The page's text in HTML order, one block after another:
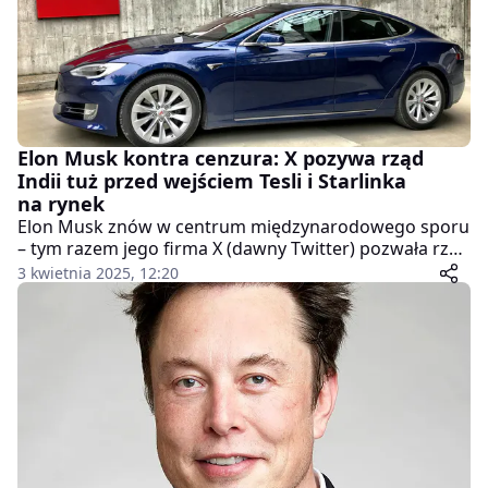
Elon Musk kontra cenzura: X pozywa rząd
Indii tuż przed wejściem Tesli i Starlinka
na rynek
Elon Musk znów w centrum międzynarodowego sporu
– tym razem jego firma X (dawny Twitter) pozwała rząd
Indii, oskarżając go o nadużywanie władzy w zakresie
cenzurowania treści. Sprawa ma trafić do sądu w
stanie Karnataka i toczy się w bardzo newralgicznym
momencie – gdy inne spółki Muska, Starlink i Tesla,
planują ekspansję na indyjski rynek.
3 kwietnia 2025, 12:20